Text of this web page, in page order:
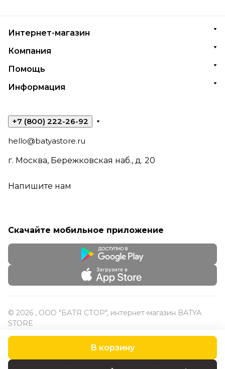
В корзину
Интернет-магазин
Компания
Помощь
Информация
+7 (800) 222-26-92
hello@batyastore.ru
г. Москва, Бережковская наб., д. 20
Напишите нам
Скачайте мобильное приложение
© 2026 , ООО "БАТЯ СТОР", интернет-магазин BATYA
STORE
Конфиденциальность Оферта